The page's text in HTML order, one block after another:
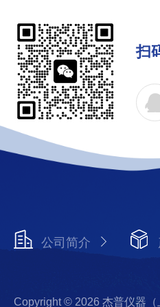
扫
公司简介
Copyright © 2026 杰普仪器